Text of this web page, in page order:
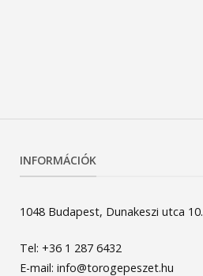
INFORMÁCIÓK
1048 Budapest, Dunakeszi utca 10.
Tel: +36 1 287 6432
E-mail: info@torogepeszet.hu